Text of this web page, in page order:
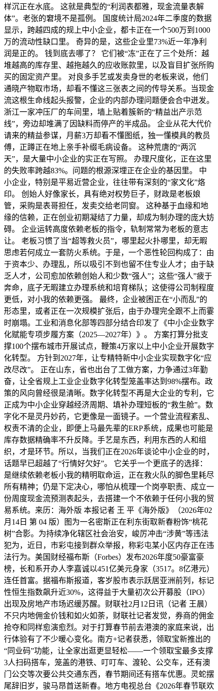
样沉正在水底。 这就是典型的“利润表都雅，现金流量表解
体”。老张的窘境不是孤例。 国度统计局2024年二季度的数据
显示，跨越四成的规上中小企业，都卡正在一个500万到1000
万的流动性缺口里。 奇异的是，这些企业里73%近一年净利
润是正的。 钱到底去哪了？ 它们被“冻”正在了三个处所：越
堆越高的库存里、越拖越久的应收账款里，以及盲目扩张所购
买的固定资产里。 对良多手艺或发卖身世的老板来说，他们
通晓产物取市场，却看不懂这三张表之间的传导关系。当现金
流这根生命线起头报警，企业的内部办理问题便会合中迸发。
浙江一家冲压厂的车间里，墙上贴着簇新的“精益出产示范
线”，旁边却堆满了因缺料而停产的半成品。 企业从花大代价
请来的精益参谋，月薪3万却看不懂图纸，独一懂模具的教员
傅，正蹲正在地上亲手补缀毛病设备。 这种荒唐的“两沉
天”，是大量中小企业的实正在写照。 办理尺度化，正在这里
的失败率跨越83%。问题的根源深埋正在企业的基因里。 中
小企业，特别是平易近营企业，往往带有深刻的“家文化”烙
印。 创始人好像家长，具有绝对权势巨子，财政是老板娘
管，采购是表哥担任，发卖交给老同窗。 这种基于血缘和地
缘的信赖，正在创业初期凝结了力量，却成为制办理的庞大妨
碍。 企业运转高度依赖老板的指令，轨制常常为老板的意志
让。 老板习惯了当“超等救火员”，哪里起火扑哪里，却无暇
思虑若何成立一套防火系统。于是，一个恶性轮回构成了：由
于资本少、办理乱，所以吸引不到也留不住专业人才；由于缺
乏人才，公司愈加依赖创始人和少数“强人”；这些“强人”疲于
奔命，底子无暇建立办理系统和培育梯队；这使得公司制程度
更低，对小我的依赖更强。 最终，企业被困正在“小而乱”的
形态里，或者正在一次规模扩张后，由于办理完全跟不上而霎
时崩塌。工业和消息化部等四部分结合印发了《中小企业数字
化赋能专项步履方案（2025—2027年）》。 方案打算分批支
撑100个摆布城市开展试点，鞭策4万家以上中小企业开展数字
化转型。 方针到2027年，让专精特新中小企业实现数字化“应
改尽改”。 正在山东，省也出台了工做方案，力争通过3年勤
奋，让全省规上工业企业数字化转型笼盖率达到98%摆布。政
策的风向曾经很是清晰。数字化转型不再是大企业的专利，它
正成为中小企业穿越经济周期、填补办理短板的“救生舱”。数
字化不是灵丹妙药，它更像是一面镜子。一个营业流程紊乱、
权责不清的企业，即便上马最先辈的ERP系统，成果也可能是
库存数据精确率不升反降。手艺是东西，利用东西的人和组
织，才是环节。所以，当我们正在2026年谈论中小企业的时，
话题早已超越了“行情好欠好”。 它关乎一个更底子的选择：
是继续依赖老板小我的精明取命运，正在救火队的脚色里耗尽
所有精神；仍是下定决心，哪怕从梳理一个岗亭职责、成立一
份周度现金流预测表起头，去搭建一个不依赖于任何小我的贸
易系统。来历：海外版 本报记者 王 平《海外版》（2026年02
月14日 第 04 版）图为一名密斯正在利东街取新春粉饰“桃花
树”合影。为持续净化辖区社会治安，峻厉冲击“涉黄”等违法
犯为，近日，市彩屯接到群众举报，称彩屯某小区内存正在违
法行为。美国财经福布斯（Forbes）发布2026年度50豪富豪
榜，长和系开办人李嘉诚以451亿美元身家（3517。8亿港元）
连任首富。据福布斯报道，客岁股市表示跃居亚洲前列，标记
性恒生指数飙升近30%，这得益于大量初次公开募股（IPO）
出现及房地产市场迟缓苏醒。财联社2月12日讯（记者 王晨）
不只内地佣金价钱和如火如荼，财联社记者发觉，券商的佣金
抢夺和同样愈演愈烈。对于打算春节前去港澳的家庭来说，出
行体验有了不少暖心变化。南方+记者获悉，领取宝新推出的
“同业码”功能，让全家出逛更显轻松——一个领取宝最多支撑
3人扫码搭车，笼盖的港铁、叮叮车、渡轮、公交车，还有澳
门公交等次要公共交通东西，春节期间还有搭车优惠。灵蛇摆
尾辞旧岁，骏马昂首送新春。地方电视总台《2026年春节联欢